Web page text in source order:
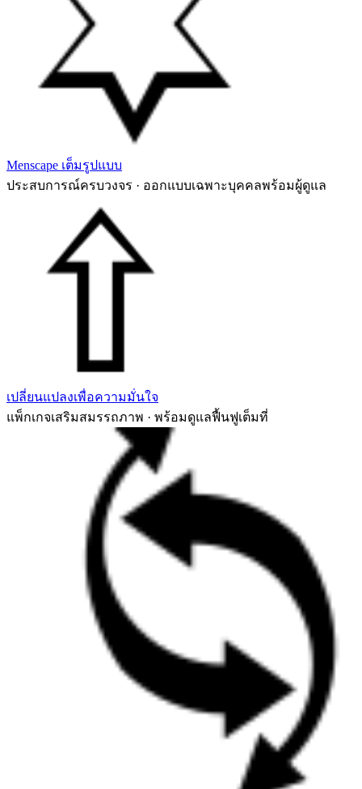
Menscape เต็มรูปแบบ
ประสบการณ์ครบวงจร · ออกแบบเฉพาะบุคคลพร้อมผู้ดูแล
เปลี่ยนแปลงเพื่อความมั่นใจ
แพ็กเกจเสริมสมรรถภาพ · พร้อมดูแลฟื้นฟูเต็มที่